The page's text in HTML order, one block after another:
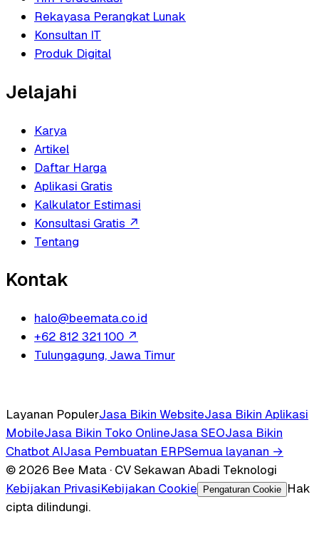
Rekayasa Perangkat Lunak
Konsultan IT
Produk Digital
Jelajahi
Karya
Artikel
Daftar Harga
Aplikasi Gratis
Kalkulator Estimasi
Konsultasi Gratis ↗
Tentang
Kontak
halo@beemata.co.id
+62 812 321 100 ↗
Tulungagung, Jawa Timur
Layanan PopulerJasa Bikin WebsiteJasa Bikin Aplikasi
MobileJasa Bikin Toko OnlineJasa SEOJasa Bikin
Chatbot AIJasa Pembuatan ERPSemua layanan →
© 2026 Bee Mata · CV Sekawan Abadi Teknologi
Kebijakan PrivasiKebijakan Cookie Pengaturan Cookie
Hak
cipta dilindungi.